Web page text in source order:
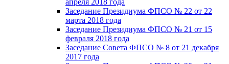
Заседание Президиума ФПСО № 22 от 22
марта 2018 года
Заседание Президиума ФПСО № 21 от 15
февраля 2018 года
Заседание Совета ФПСО № 8 от 21 декабря
2017 года